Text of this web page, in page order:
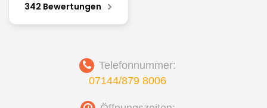
342 Bewertungen
Telefonnummer:
07144/879 8006